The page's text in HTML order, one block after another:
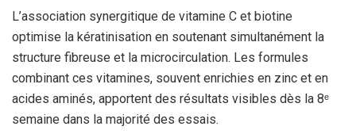
L’association synergitique de vitamine C et biotine
optimise la kératinisation en soutenant simultanément la
structure fibreuse et la microcirculation. Les formules
combinant ces vitamines, souvent enrichies en zinc et en
acides aminés, apportent des résultats visibles dès la 8ᵉ
semaine dans la majorité des essais.